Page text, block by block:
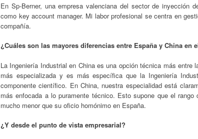
En Sp-Berner, una empresa valenciana del sector de inyección
como key account manager. Mi labor profesional se centra en
compañía.
¿Cuáles son las mayores diferencias entre España y China en
La Ingeniería Industrial en China es una opción técnica más
más especializada y es más específica que la Ingeniería
componente científico. En China, nuestra especialidad está
más enfocada a lo puramente técnico. Esto supone que el
mucho menor que su oficio homónimo en España.
¿Y desde el punto de vista empresarial?